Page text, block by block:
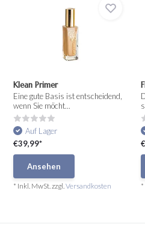
Klean Primer
Eine gute Basis ist entscheidend,
wenn Sie möcht...
Auf Lager
€39,99*
Ansehen
* Inkl. MwSt. zzgl.Versandkosten